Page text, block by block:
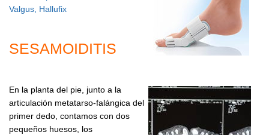
Valgus, Hallufix
SESAMOIDITIS
En la planta del pie, junto a la
articulación metatarso-falángica del
primer dedo, contamos con dos
pequeños huesos, los